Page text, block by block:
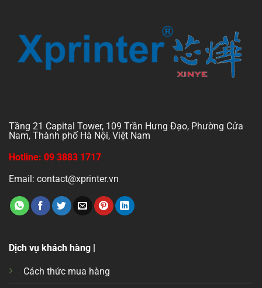
Tầng 21 Capital Tower, 109 Trần Hưng Đạo, Phường Cửa
Nam, Thành phố Hà Nội, Việt Nam
Hotline: 09 3883 1717
Email: contact@xprinter.vn
Dịch vụ khách hàng |
Cách thức mua hàng